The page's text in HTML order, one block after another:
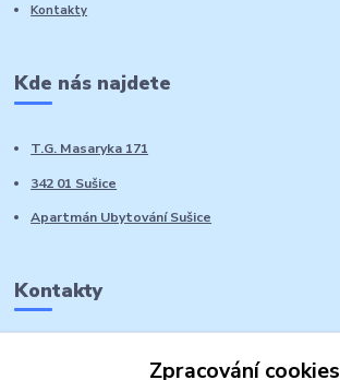
Kontakty
Kde nás najdete
T.G. Masaryka 171
342 01 Sušice
Apartmán Ubytování Sušice
Kontakty
Zpracování cookies